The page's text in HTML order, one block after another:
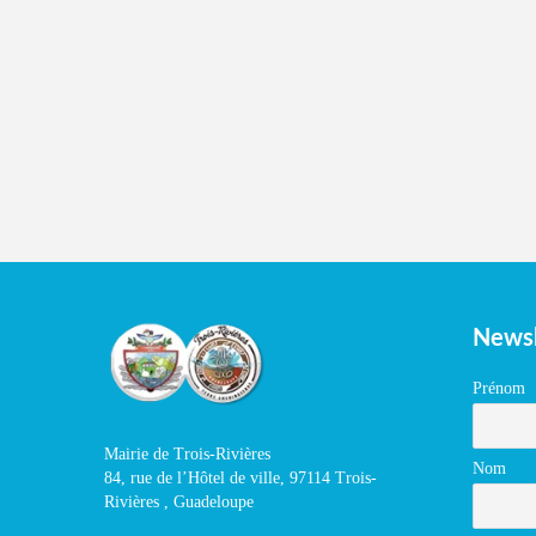
Mairie de Trois-Rivières
84, rue de l’Hôtel de ville, 97114 Trois-
Rivières , Guadeloupe
Prénom
Nom